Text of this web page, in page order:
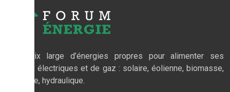
Un choix large d’énergies propres pour alimenter ses
réseaux électriques et de gaz : solaire, éolienne, biomasse,
nucléaire, hydraulique.